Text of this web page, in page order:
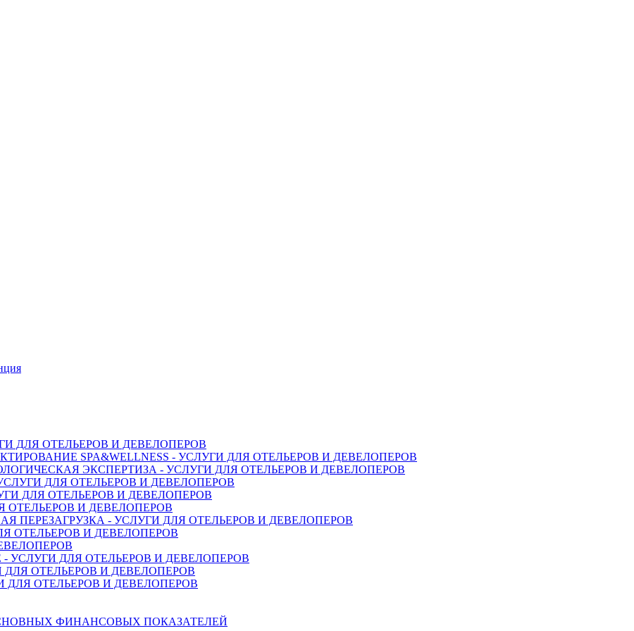
ДЛЯ ОТЕЛЬЕРОВ И ДЕВЕЛОПЕРОВ
SPA&WELLNESS - УСЛУГИ ДЛЯ ОТЕЛЬЕРОВ И ДЕВЕЛОПЕРОВ
ЭКСПЕРТИЗА - УСЛУГИ ДЛЯ ОТЕЛЬЕРОВ И ДЕВЕЛОПЕРОВ
ДЛЯ ОТЕЛЬЕРОВ И ДЕВЕЛОПЕРОВ
ДЛЯ ОТЕЛЬЕРОВ И ДЕВЕЛОПЕРОВ
ОТЕЛЬЕРОВ И ДЕВЕЛОПЕРОВ
ПЕРЕЗАГРУЗКА - УСЛУГИ ДЛЯ ОТЕЛЬЕРОВ И ДЕВЕЛОПЕРОВ
ОТЕЛЬЕРОВ И ДЕВЕЛОПЕРОВ
ДЛЯ ОТЕЛЬЕРОВ И ДЕВЕЛОПЕРОВ
ОТЕЛЬЕРОВ И ДЕВЕЛОПЕРОВ
ОТЕЛЬЕРОВ И ДЕВЕЛОПЕРОВ
ФИНАНСОВЫХ ПОКАЗАТЕЛЕЙ